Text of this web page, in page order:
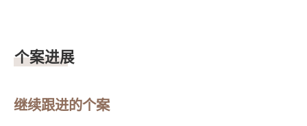
个案进展
继续跟进的个案